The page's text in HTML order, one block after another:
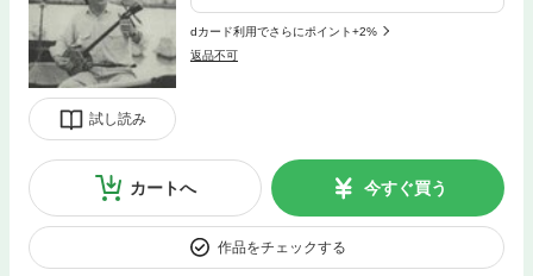
試し読み
dカード利用でさらにポイント+2%
返品不可
カートへ 今すぐ買う
作品をチェックする